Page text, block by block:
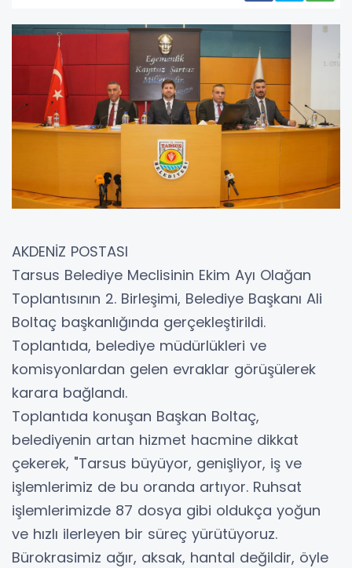
AKDENİZ POSTASI
Tarsus Belediye Meclisinin Ekim Ayı Olağan
Toplantısının 2. Birleşimi, Belediye Başkanı Ali
Boltaç başkanlığında gerçekleştirildi.
Toplantıda, belediye müdürlükleri ve
komisyonlardan gelen evraklar görüşülerek
karara bağlandı.
Toplantıda konuşan Başkan Boltaç,
belediyenin artan hizmet hacmine dikkat
çekerek, "Tarsus büyüyor, genişliyor, iş ve
işlemlerimiz de bu oranda artıyor. Ruhsat
işlemlerimizde 87 dosya gibi oldukça yoğun
ve hızlı ilerleyen bir süreç yürütüyoruz.
Bürokrasimiz ağır, aksak, hantal değildir, öyle